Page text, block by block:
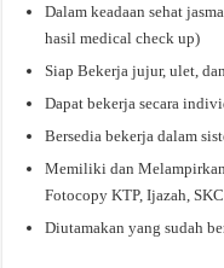
Dalam keadaan sehat
hasil medical check up)
Siap Bekerja jujur, ulet,
Dapat bekerja secara
Bersedia bekerja dalam
Memiliki dan
Fotocopy KTP, Ijazah,
Diutamakan yang sudah